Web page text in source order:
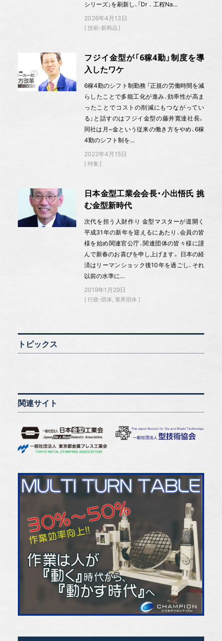
シリーズ」を刷新し、「Dr．工程Na…
2026年4月13日
技術・新商品
フジイ金型が「6稼4勤」制度を導
入したワケ
6稼4勤のシフト制勤務 「正規の労働時間を減
らしたことで多能工化が進み、効率性が高ま
ったことでコストの削減にもつながってい
る」と話すのはフジイ金型の藤井寛達社長。
同社は月~金という従来の働き方をやめ、6稼
4勤のシフト制を…
2022年4月15日
特集
日本金型工業会会長・小出悟氏 挑
む金型新時代
次代を担う人財作り 金型マスターが道開く
平成31年の新年を迎えるにあたり、会員の皆
様を始め関連官公庁、関連団体の皆々様に謹
んで新春のお喜びを申し上げます。 日本の経
済はリーマンショック後10年を過ごし、それ
以前の水準に…
2019年1月29日
行政・団体 業界団体
トピックス
関連サイト